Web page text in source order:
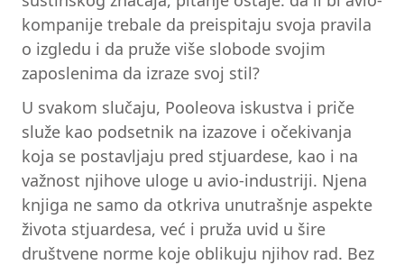
kompanije trebale da preispitaju svoja pravila
o izgledu i da pruže više slobode svojim
zaposlenima da izraze svoj stil?
U svakom slučaju, Pooleova iskustva i priče
služe kao podsetnik na izazove i očekivanja
koja se postavljaju pred stjuardese, kao i na
važnost njihove uloge u avio-industriji. Njena
knjiga ne samo da otkriva unutrašnje aspekte
života stjuardesa, već i pruža uvid u šire
društvene norme koje oblikuju njihov rad. Bez